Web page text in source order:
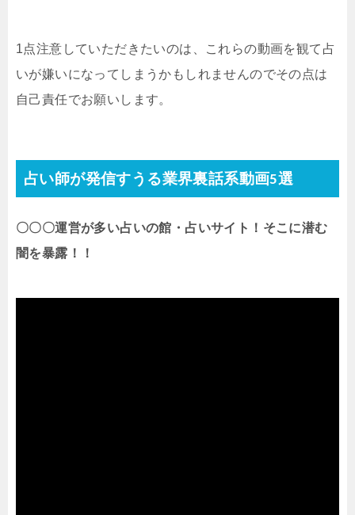
1点注意していただきたいのは、これらの動画を観て占
いが嫌いになってしまうかもしれませんのでその点は
自己責任でお願いします。
占い師が発信すうる業界裏話系動画5選
〇〇〇運営が多い占いの館・占いサイト！そこに潜む
闇を暴露！！